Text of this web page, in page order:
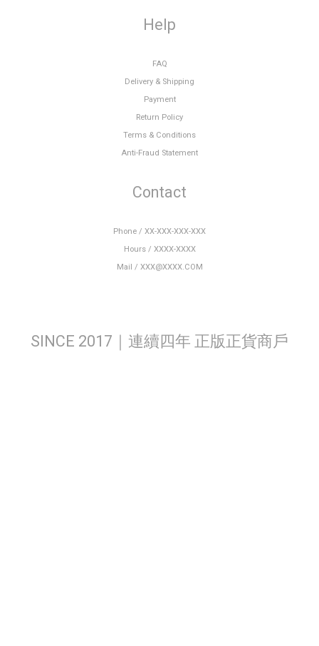
Help
FAQ
Delivery & Shipping
Payment
Return Policy
Terms & Conditions
Anti-Fraud Statement
Contact
Phone / XX-XXX-XXX-XXX
Hours / XXXX-XXXX
Mail / XXX@XXXX.COM
SINCE 2017｜連續四年 正版正貨商戶